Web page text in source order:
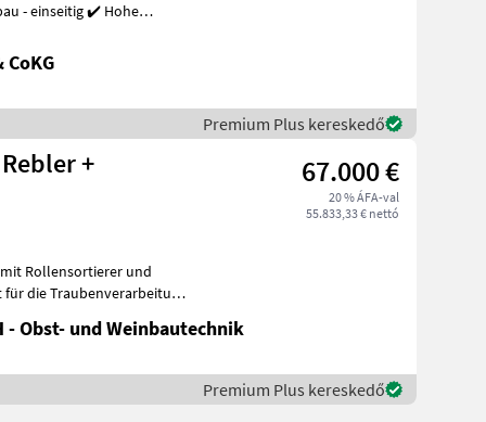
- einseitig ✔️ Hohe
CoKG
Premium Plus kereskedő
+
67.000 €
20 % ÁFA-val
55.833,33 € nettó
mit Rollensortierer und
die Traubenverarbeitung
- Obst- und Weinbautechnik
Premium Plus kereskedő